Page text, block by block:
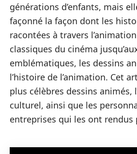
générations d’enfants, mais
façonné la façon dont les
racontées à travers
classiques du cinéma
emblématiques, les dessins
l’histoire de l’animation. Cet
plus célèbres dessins animés,
culturel, ainsi que les
entreprises qui les ont rendus